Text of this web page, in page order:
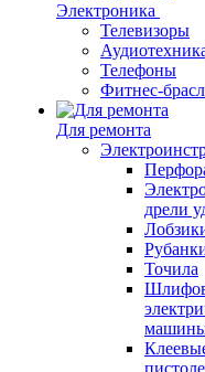
Электроника
Телевизоры
Телефоны
Фитнес-
Для ремонта
дрели
Точила